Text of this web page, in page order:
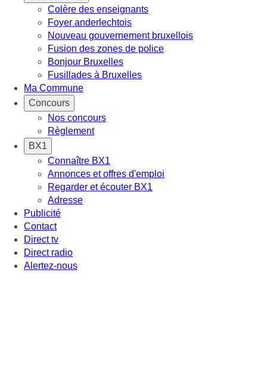
Colère des enseignants
Foyer anderlechtois
Nouveau gouvernement bruxellois
Fusion des zones de police
Bonjour Bruxelles
Fusillades à Bruxelles
Ma Commune
Concours
Nos concours
Règlement
BX1
Connaître BX1
Annonces et offres d'emploi
Regarder et écouter BX1
Adresse
Publicité
Contact
Direct tv
Direct radio
Alertez-nous